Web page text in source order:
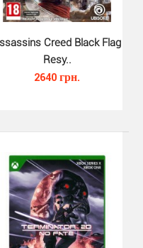
версию файтинга ..
Creed Black Flag
Resy..
2640 грн.